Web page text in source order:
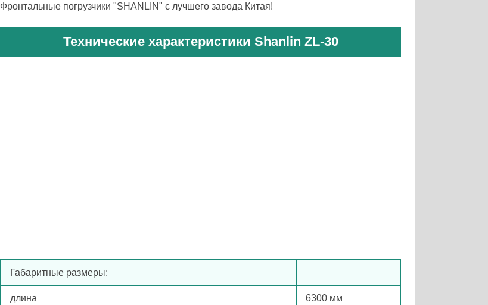
Фронтальные погрузчики "SHANLIN" с лучшего завода Китая!
Технические характеристики Shanlin ZL-30
Габаритные размеры:
длина 6300 мм